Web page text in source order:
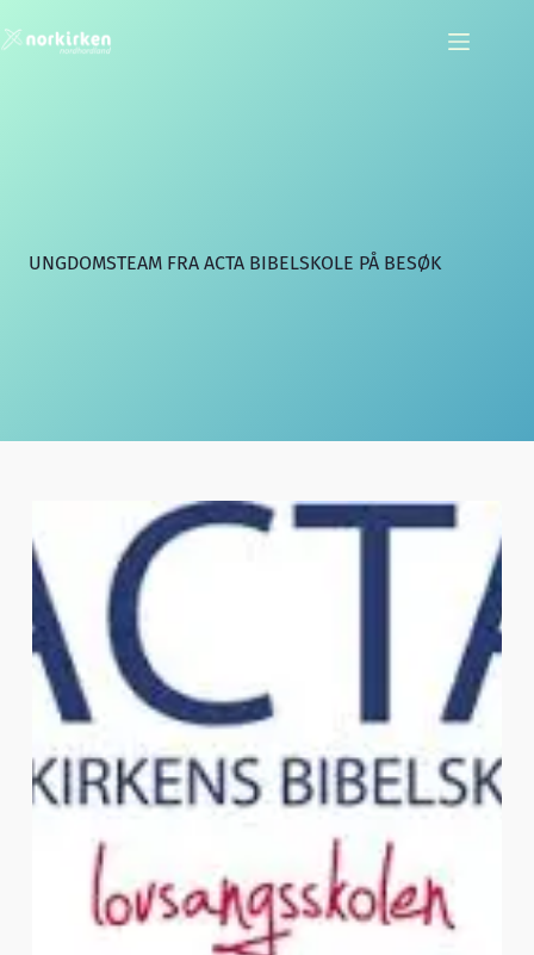
til
innholdet
UNGDOMSTEAM FRA ACTA BIBELSKOLE PÅ BESØK